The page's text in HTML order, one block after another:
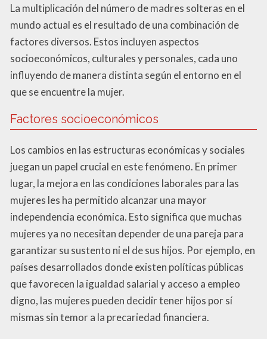
La multiplicación del número de madres solteras en el
mundo actual es el resultado de una combinación de
factores diversos. Estos incluyen aspectos
socioeconómicos, culturales y personales, cada uno
influyendo de manera distinta según el entorno en el
que se encuentre la mujer.
Factores socioeconómicos
Los cambios en las estructuras económicas y sociales
juegan un papel crucial en este fenómeno. En primer
lugar, la mejora en las condiciones laborales para las
mujeres les ha permitido alcanzar una mayor
independencia económica. Esto significa que muchas
mujeres ya no necesitan depender de una pareja para
garantizar su sustento ni el de sus hijos. Por ejemplo, en
países desarrollados donde existen políticas públicas
que favorecen la igualdad salarial y acceso a empleo
digno, las mujeres pueden decidir tener hijos por sí
mismas sin temor a la precariedad financiera.